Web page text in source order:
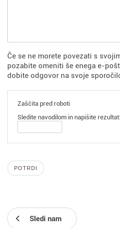
Če se ne morete povezati s
pozabite omeniti še enega e-
dobite odgovor na svoje
Zaščita pred roboti
Sledite navodilom in napišite rezultat:
Sledi nam